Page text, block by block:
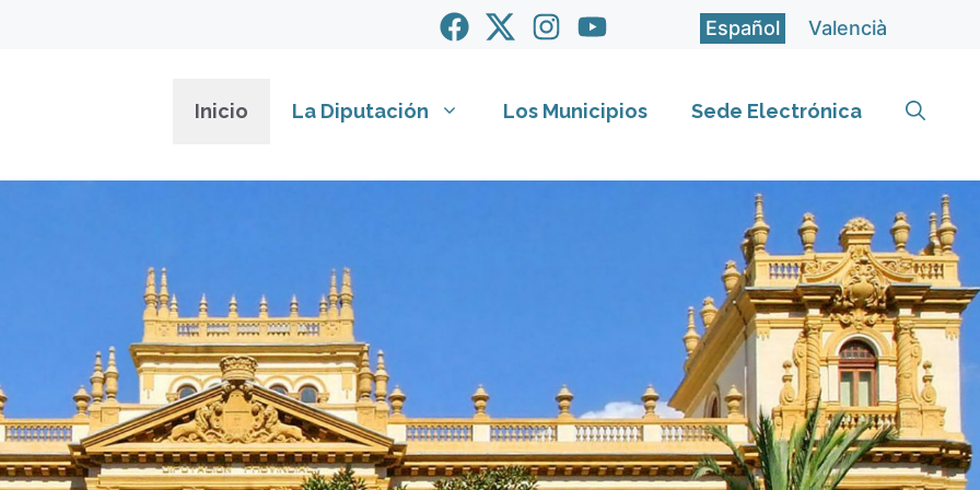
Español Valencià
Inicio La Diputación Los Municipios Sede Electrónica